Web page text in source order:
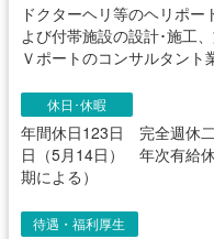
ドクターヘリ等のヘリポ
よび付帯施設の設計･施工
Ｖポートのコンサルタント
休日･休暇
年間休日123日 完全週休
日（5月14日） 年次有給
期による）
待遇・福利厚生